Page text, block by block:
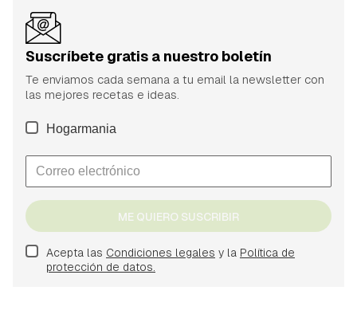
Suscríbete gratis a nuestro boletín
Te enviamos cada semana a tu email la newsletter con
las mejores recetas e ideas.
Hogarmania
ME QUIERO SUSCRIBIR
Acepta las Condiciones legales y la Política de
protección de datos.